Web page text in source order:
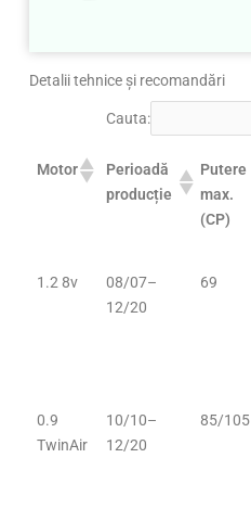
Detalii tehnice și recomandări
Cauta:
Motor
Perioadă
producție
Putere
max.
(CP)
1.2 8v
08/07–
12/20
69
0.9
TwinAir
10/10–
12/20
85/105